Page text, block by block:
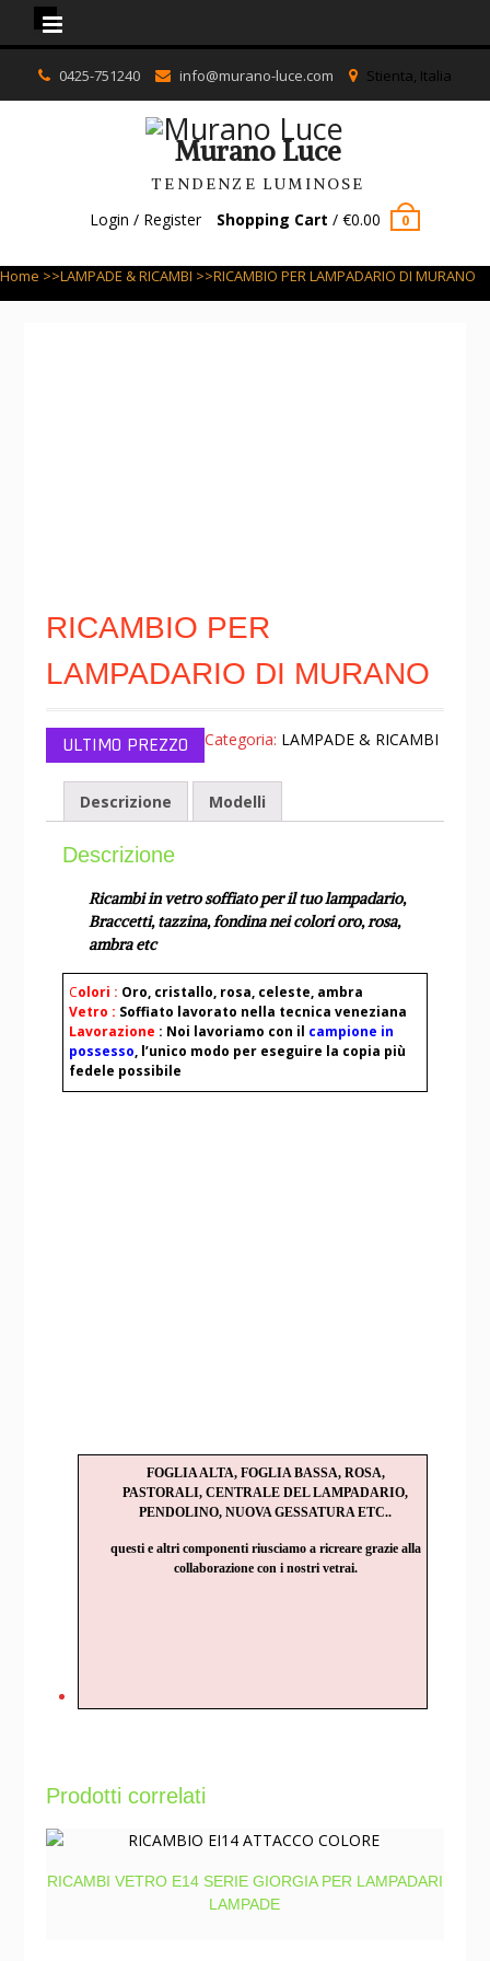
content
0425-751240 info@murano-luce.com Stienta, Italia
Murano Luce
TENDENZE LUMINOSE
Login / Register Shopping Cart /€0.00 0
Home >>LAMPADE & RICAMBI >>RICAMBIO PER LAMPADARIO DI MURANO
RICAMBIO PER
LAMPADARIO DI MURANO
Categoria: LAMPADE & RICAMBI
Descrizione Modelli
Descrizione
Ricambi in vetro soffiato per il tuo lampadario,
Braccetti, tazzina, fondina nei colori oro, rosa,
ambra etc
Colori : Oro, cristallo, rosa, celeste, ambra
Vetro : Soffiato lavorato nella tecnica veneziana
Lavorazione : Noi lavoriamo con il campione in
possesso, l’unico modo per eseguire la copia più
fedele possibile
FOGLIA ALTA, FOGLIA BASSA, ROSA,
PASTORALI, CENTRALE DEL LAMPADARIO,
PENDOLINO, NUOVA GESSATURA ETC..
questi e altri componenti riusciamo a ricreare grazie alla
collaborazione con i nostri vetrai.
Prodotti correlati
RICAMBI VETRO E14 SERIE GIORGIA PER LAMPADARI
LAMPADE
Murano Luce